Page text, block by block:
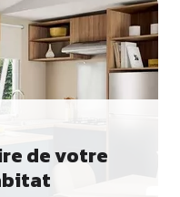
de votre